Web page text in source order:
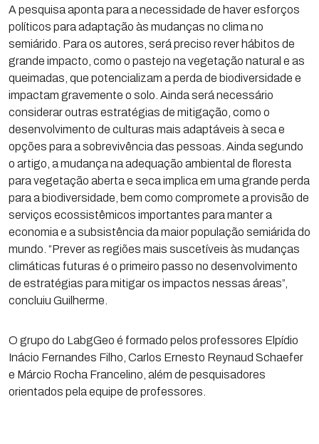
A pesquisa aponta para a necessidade de haver esforços
políticos para adaptação às mudanças no clima no
semiárido. Para os autores, será preciso rever hábitos de
grande impacto, como o pastejo na vegetação natural e as
queimadas, que potencializam a perda de biodiversidade e
impactam gravemente o solo. Ainda será necessário
considerar outras estratégias de mitigação, como o
desenvolvimento de culturas mais adaptáveis à seca e
opções para a sobrevivência das pessoas. Ainda segundo
o artigo, a mudança na adequação ambiental de floresta
para vegetação aberta e seca implica em uma grande perda
para a biodiversidade, bem como compromete a provisão de
serviços ecossistêmicos importantes para manter a
economia e a subsistência da maior população semiárida do
mundo. “Prever as regiões mais suscetíveis às mudanças
climáticas futuras é o primeiro passo no desenvolvimento
de estratégias para mitigar os impactos nessas áreas”,
concluiu Guilherme.
O grupo do LabgGeo é formado pelos professores Elpídio
Inácio Fernandes Filho, Carlos Ernesto Reynaud Schaefer
e Márcio Rocha Francelino, além de pesquisadores
orientados pela equipe de professores.